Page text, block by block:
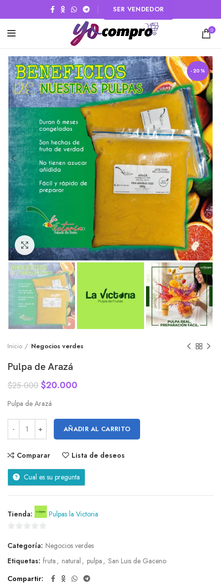
SER VENDEDOR
0
-20%
Click to enlarge
Inicio Negocios verdes
Pulpa de Arazá
$25.000 $20.000
Pulpa de Arazá
AÑADIR AL CARRITO
Comparar Lista de deseos
Cual es su pregunta
Tienda: Pulpas la Victoria
de
5
Categoría: Negocios verdes
Etiquetas: fruta , natural , pulpa , San Luis de Gaceno
Compartir